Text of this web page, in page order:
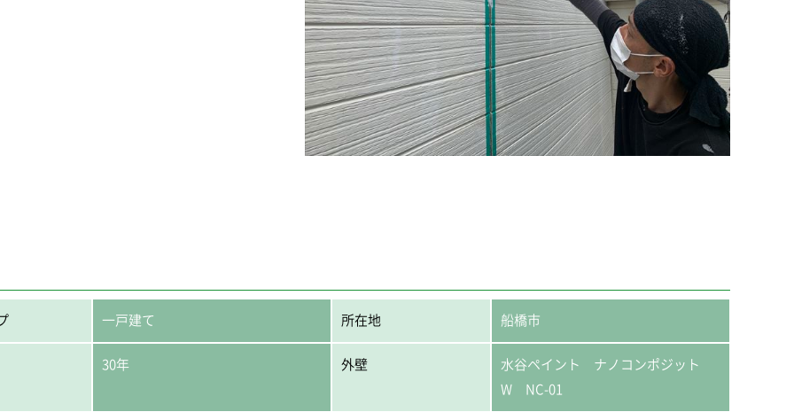
一戸建て 所在地 船橋市
30年 外壁
水谷ペイント ナノコンポジット
W NC-01